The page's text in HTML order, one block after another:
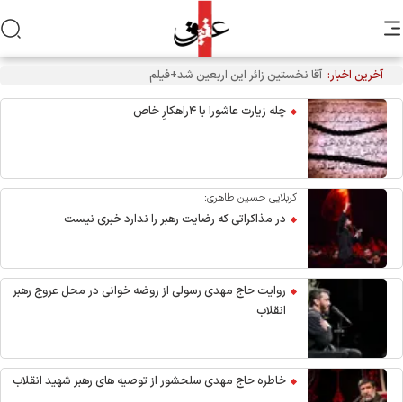
آخرین اخبار:
چله زیارت عاشورا با ۴راهکارِ خاص
کربلایی حسین طاهری:
در مذاکراتی که رضایت رهبر را ندارد خبری نیست
روایت حاج مهدی رسولی از روضه خوانی در محل عروج رهبر
انقلاب
خاطره حاج مهدی سلحشور از توصیه های رهبر شهید انقلاب